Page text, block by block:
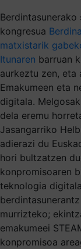
Berdintasunerako
kongresua
matxistarik
Itunaren barruan
aurkeztu zen,
Emakumeen eta
digitala.
dela eremu
Jasangarriko
adierazi du
hori bultzatzen
konpromisoaren
teknologia
murrizteko;
emakumeei
konpromisoa